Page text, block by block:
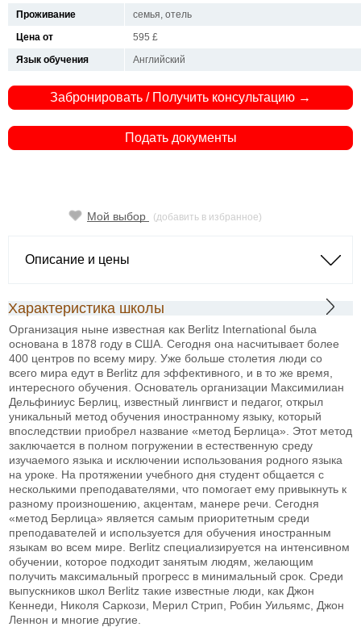
Проживание
семья, отель
Цена от
595 £
Язык обучения
Английский
Забронировать / Получить консультацию →
Подать документы
Мой выбор (добавить в избранное)
Описание и цены
Характеристика школы
Организация ныне известная как Berlitz International была
основана в 1878 году в США. Сегодня она насчитывает более
400 центров по всему миру. Уже больше столетия люди со
всего мира едут в Berlitz для эффективного, и в то же время,
интересного обучения. Основатель организации Максимилиан
Дельфиниус Берлиц, известный лингвист и педагог, открыл
уникальный метод обучения иностранному языку, который
впоследствии приобрел название «метод Берлица». Этот метод
заключается в полном погружении в естественную среду
изучаемого языка и исключении использования родного языка
на уроке. На протяжении учебного дня студент общается с
несколькими преподавателями, что помогает ему привыкнуть к
разному произношению, акцентам, манере речи. Сегодня
«метод Берлица» является самым приоритетным среди
преподавателей и используется для обучения иностранным
языкам во всем мире. Berlitz специализируется на интенсивном
обучении, которое подходит занятым людям, желающим
получить максимальный прогресс в минимальный срок. Среди
выпускников школ Berlitz такие известные люди, как Джон
Кеннеди, Николя Саркози, Мерил Стрип, Робин Уильямс, Джон
Леннон и многие другие.